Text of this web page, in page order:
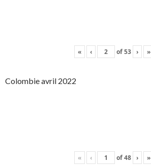
« ‹ of53 › »
Colombie avril 2022
« ‹ of48 › »